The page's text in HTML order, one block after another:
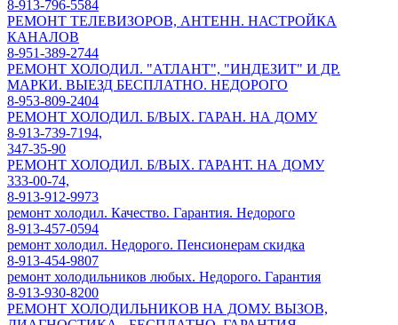
8-913-796-5584
РЕМОНТ ТЕЛЕВИЗОРОВ, АНТЕНН. НАСТРОЙКА
КАНАЛОВ
8-951-389-2744
РЕМОНТ ХОЛОДИЛ. "АТЛАНТ", "ИНДЕЗИТ" И ДР.
МАРКИ. ВЫЕЗД БЕСПЛАТНО. НЕДОРОГО
8-953-809-2404
РЕМОНТ ХОЛОДИЛ. Б/ВЫХ. ГАРАН. НА ДОМУ
8-913-739-7194,
347-35-90
РЕМОНТ ХОЛОДИЛ. Б/ВЫХ. ГАРАНТ. НА ДОМУ
333-00-74,
8-913-912-9973
ремонт холодил. Качество. Гарантия. Недорого
8-913-457-0594
ремонт холодил. Недорого. Пенсионерам скидка
8-913-454-9807
ремонт холодильников любых. Недорого. Гарантия
8-913-930-8200
РЕМОНТ ХОЛОДИЛЬНИКОВ НА ДОМУ. ВЫЗОВ,